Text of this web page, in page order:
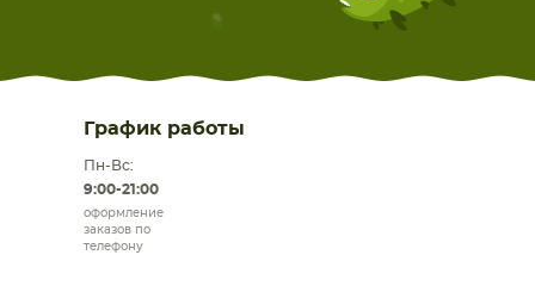
График работы
Пн-Вс:
9:00-21:00
оформление
заказов по
телефону